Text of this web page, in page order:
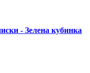
- Зелена кубинка